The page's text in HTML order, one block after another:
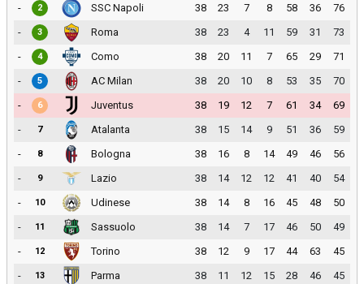
-
2 SSC Napoli 38 23 7 8 58 36
76
-
3 Roma 38 23 4 11 59 31
73
-
4 Como 38 20 11 7 65 29
71
-
5 AC Milan 38 20 10 8 53 35
70
-
6 Juventus 38 19 12 7 61 34
69
-
7 Atalanta 38 15 14 9 51 36
59
-
8 Bologna 38 16 8 14 49 46
56
-
9 Lazio 38 14 12 12 41 40
54
-
10 Udinese 38 14 8 16 45 48
50
-
11 Sassuolo 38 14 7 17 46 50
49
-
12 Torino 38 12 9 17 44 63
45
-
13 Parma 38 11 12 15 28 46
45